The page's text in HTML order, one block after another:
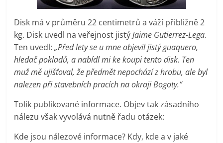
Disk má v průměru 22 centimetrů a váží přibližně 2
kg. Disk uvedl na veřejnost jistýJaime Gutierrez-Lega.
Ten uvedl:„Před lety se u mne objevil jistý guaquero,
hledač pokladů, a nabídl mi ke koupi tento disk. Ten
muž mě ujišťoval, že předmět nepochází z hrobu, ale byl
nalezen při stavebních pracích na okraji Bogoty.“
Tolik publikované informace. Objev tak zásadního
nálezu však vyvolává nutně řadu otázek:
Kde jsou nálezové informace? Kdy, kde a v jaké